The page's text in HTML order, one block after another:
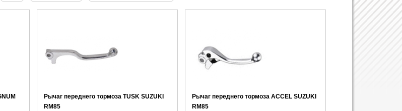
Рычаг переднего тормоза TUSK SUZUKI
RM85
Рычаг переднего тормоза ACCEL SUZUKI
RM85